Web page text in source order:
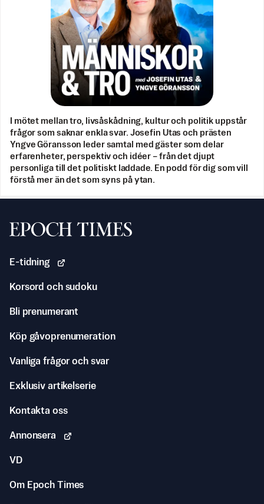
I mötet mellan tro, livsåskådning, kultur och politik uppstår
frågor som saknar enkla svar. Josefin Utas och prästen
Yngve Göransson leder samtal med gäster som delar
erfarenheter, perspektiv och idéer – från det djupt
personliga till det politiskt laddade. En podd för dig som vill
förstå mer än det som syns på ytan.
Svenska Epoch Times
E-tidning
Korsord och sudoku
Bli prenumerant
Köp gåvoprenumeration
Vanliga frågor och svar
Exklusiv artikelserie
Kontakta oss
Annonsera
VD
Om Epoch Times